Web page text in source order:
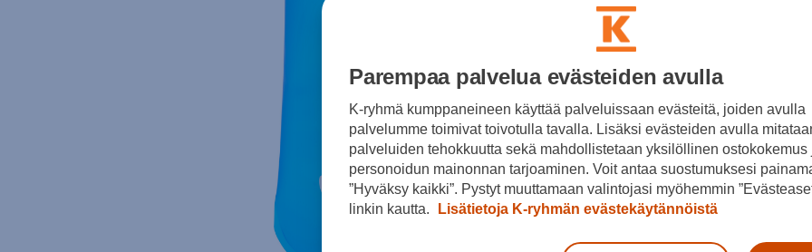
Sininen
Koko
NOSI
Parempaa palvelua evästeiden avulla
K-ryhmä kumppaneineen käyttää palveluissaan evästeitä, joiden avulla
palvelumme toimivat toivotulla tavalla. Lisäksi evästeiden avulla
palveluiden tehokkuutta sekä mahdollistetaan yksilöllinen ostokokemus
personoidun mainonnan tarjoaminen. Voit antaa suostumuksesi
”Hyväksy kaikki”. Pystyt muuttamaan valintojasi myöhemmin
linkin kautta.
Lisätietoja K-ryhmän evästekäytännöistä